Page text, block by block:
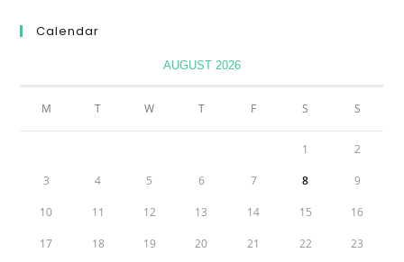
Calendar
AUGUST 2026
M T W T F S S
1 2
3 4 5 6 7 8 9
10 11 12 13 14 15 16
17 18 19 20 21 22 23